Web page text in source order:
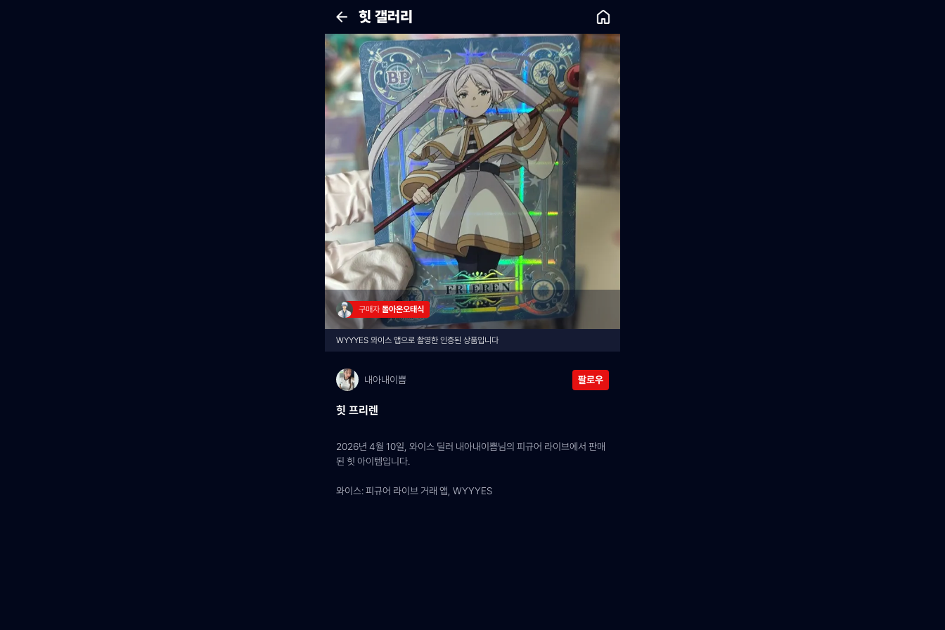
힛 갤러리
구매자 돌아온오태식
WYYYES 와이스 앱으로 촬영한 인증된 상품입니다
내아내이쁨 팔로우
힛 프리렌
2026년 4월 10일, 와이스 딜러 내아내이쁨님의 피규어 라이브에서 판매
된 힛 아이템입니다.
와이스: 피규어 라이브 거래 앱, WYYYES